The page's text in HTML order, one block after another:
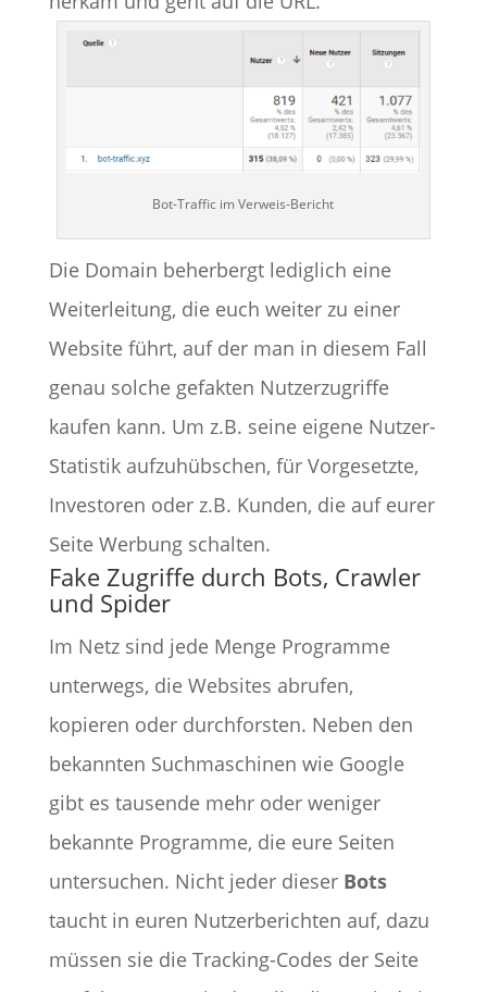
Bot-Traffic im Verweis-Bericht
Die Domain beherbergt lediglich eine
Weiterleitung, die euch weiter zu einer
Website führt, auf der man in diesem Fall
genau solche gefakten Nutzerzugriffe
kaufen kann. Um z.B. seine eigene Nutzer-
Statistik aufzuhübschen, für Vorgesetzte,
Investoren oder z.B. Kunden, die auf eurer
Seite Werbung schalten.
Fake Zugriffe durch Bots, Crawler
und Spider
Im Netz sind jede Menge Programme
unterwegs, die Websites abrufen,
kopieren oder durchforsten. Neben den
bekannten Suchmaschinen wie Google
gibt es tausende mehr oder weniger
bekannte Programme, die eure Seiten
untersuchen. Nicht jeder dieser Bots
taucht in euren Nutzerberichten auf, dazu
müssen sie die Tracking-Codes der Seite